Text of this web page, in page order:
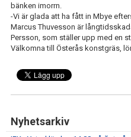
bänken imorrn.
-Vi är glada att ha fått in Mbye
Marcus Thuvesson är
Persson, som ställer upp med en
Välkomna till Österås konstgräs,
Nyhetsarkiv